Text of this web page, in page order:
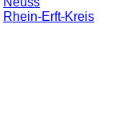
Rhein-Erft-Kreis